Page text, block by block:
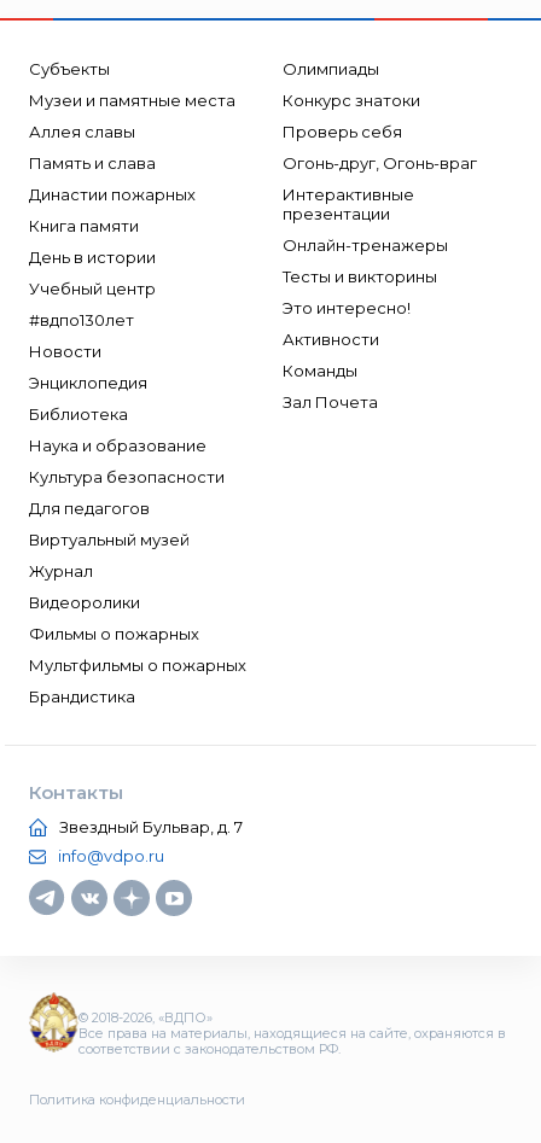
Субъекты
Музеи и памятные места
Аллея славы
Память и слава
Династии пожарных
Книга памяти
День в истории
Учебный центр
#вдпо130лет
Новости
Энциклопедия
Библиотека
Наука и образование
Культура безопасности
Для педагогов
Виртуальный музей
Журнал
Видеоролики
Фильмы о пожарных
Мультфильмы о пожарных
Брандистика
Олимпиады
Конкурс знатоки
Проверь себя
Огонь-друг, Огонь-враг
Интерактивные
презентации
Онлайн-тренажеры
Тесты и викторины
Это интересно!
Активности
Команды
Зал Почета
Контакты
Звездный Бульвар, д. 7
info@vdpo.ru
© 2018-2026, «ВДПО»
Все права на материалы, находящиеся на сайте, охраняются в
соответствии с законодательством РФ.
Политика конфиденциальности